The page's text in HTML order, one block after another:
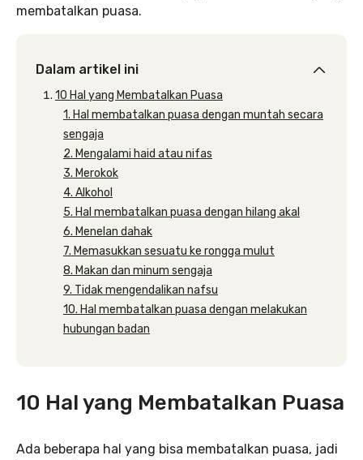
membatalkan puasa.
Dalam artikel ini
10 Hal yang Membatalkan Puasa
1. Hal membatalkan puasa dengan muntah secara
sengaja
2. Mengalami haid atau nifas
3. Merokok
4. Alkohol
5. Hal membatalkan puasa dengan hilang akal
6. Menelan dahak
7. Memasukkan sesuatu ke rongga mulut
8. Makan dan minum sengaja
9. Tidak mengendalikan nafsu
10. Hal membatalkan puasa dengan melakukan
hubungan badan
10 Hal yang Membatalkan Puasa
Ada beberapa hal yang bisa membatalkan puasa, jadi